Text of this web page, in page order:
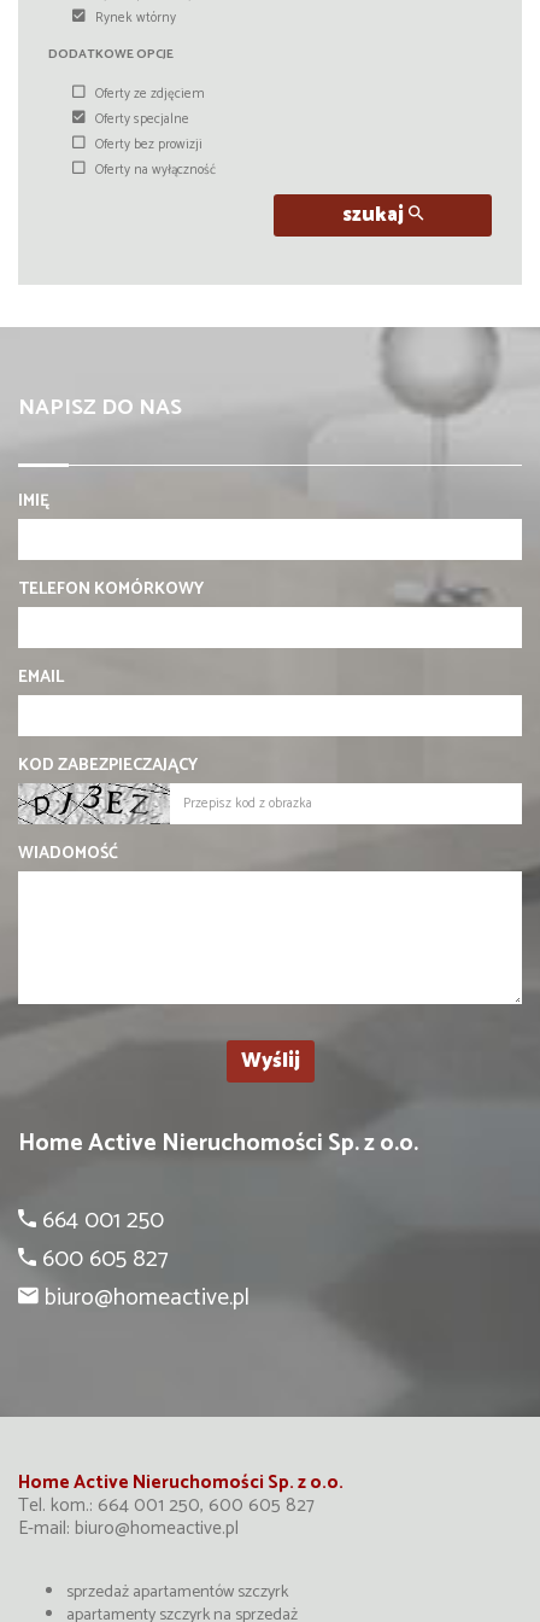
Rynek wtórny
DODATKOWE OPCJE
Oferty ze zdjęciem
Oferty specjalne
Oferty bez prowizji
Oferty na wyłączność
szukaj
NAPISZ DO NAS
IMIĘ
TELEFON KOMÓRKOWY
EMAIL
KOD ZABEZPIECZAJĄCY
WIADOMOŚĆ
Home Active Nieruchomości Sp. z o.o.
664 001 250
600 605 827
biuro@homeactive.pl
Home Active Nieruchomości Sp. z o.o.
Tel. kom.: 664 001 250, 600 605 827
E-mail: biuro@homeactive.pl
sprzedaż apartamentów szczyrk
apartamenty szczyrk na sprzedaż